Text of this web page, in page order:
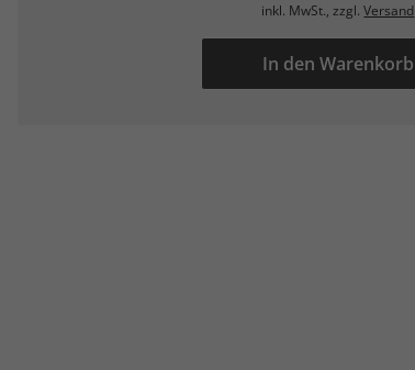
inkl. MwSt., zzgl.Versand
In den Warenkorb